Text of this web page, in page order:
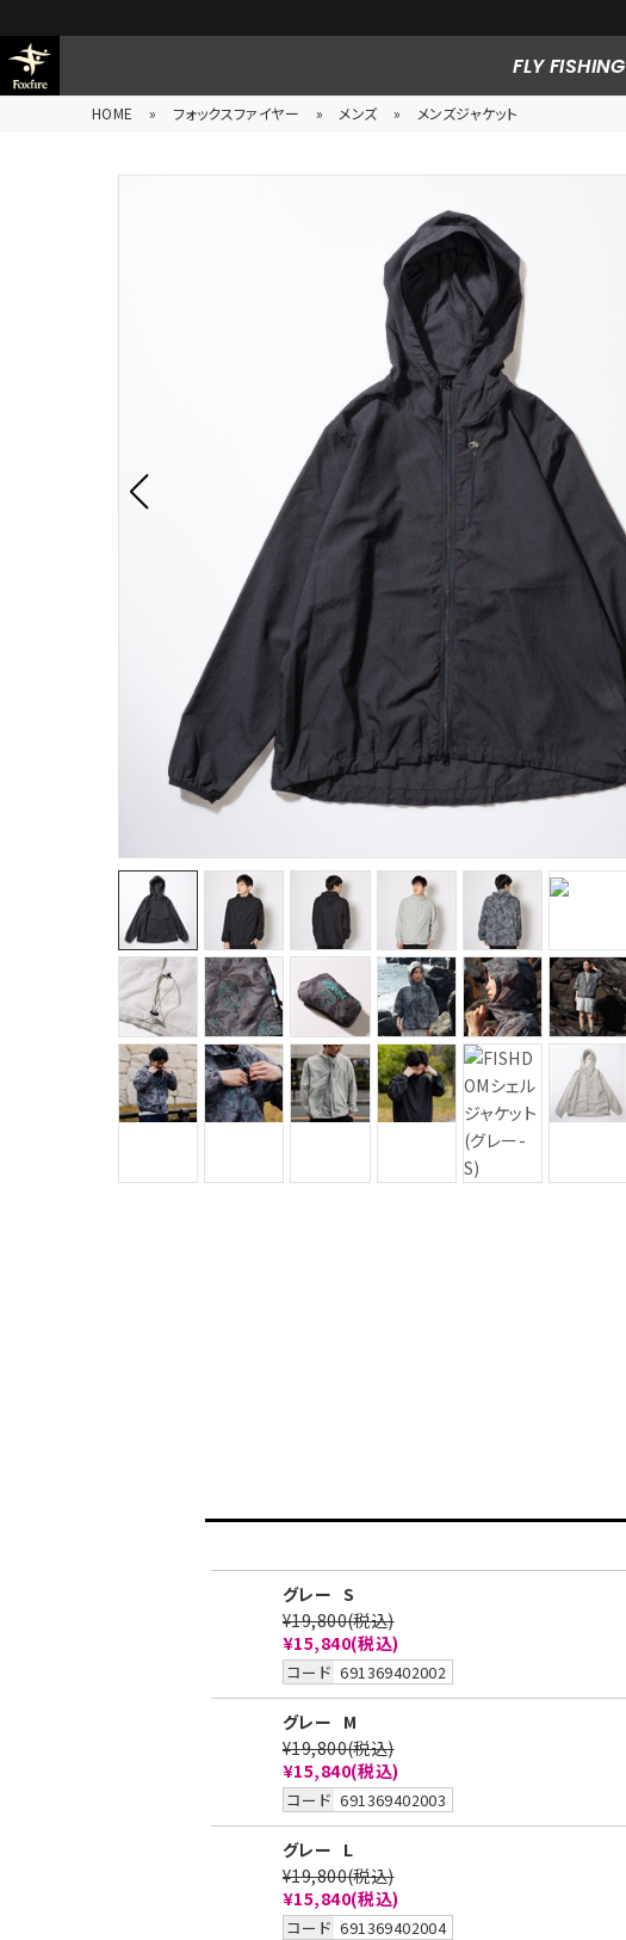
FLY FISHING
HOME » フォックスファイヤー » メンズ » メンズジャケット
グレー S
¥19,800(税込)
¥15,840(税込)
コード 691369402002
グレー M
¥19,800(税込)
¥15,840(税込)
コード 691369402003
グレー L
¥19,800(税込)
¥15,840(税込)
コード 691369402004